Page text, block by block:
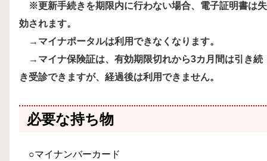
※更新手続きを期限内に行わない場合、電子証明書は失
効されます。
→マイナポータルは利用できなくなります。
→マイナ保険証は、有効期限切れから3カ月間は引き続
き受診できますが、経過後は利用できません。
必要な持ち物
○マイナンバーカード